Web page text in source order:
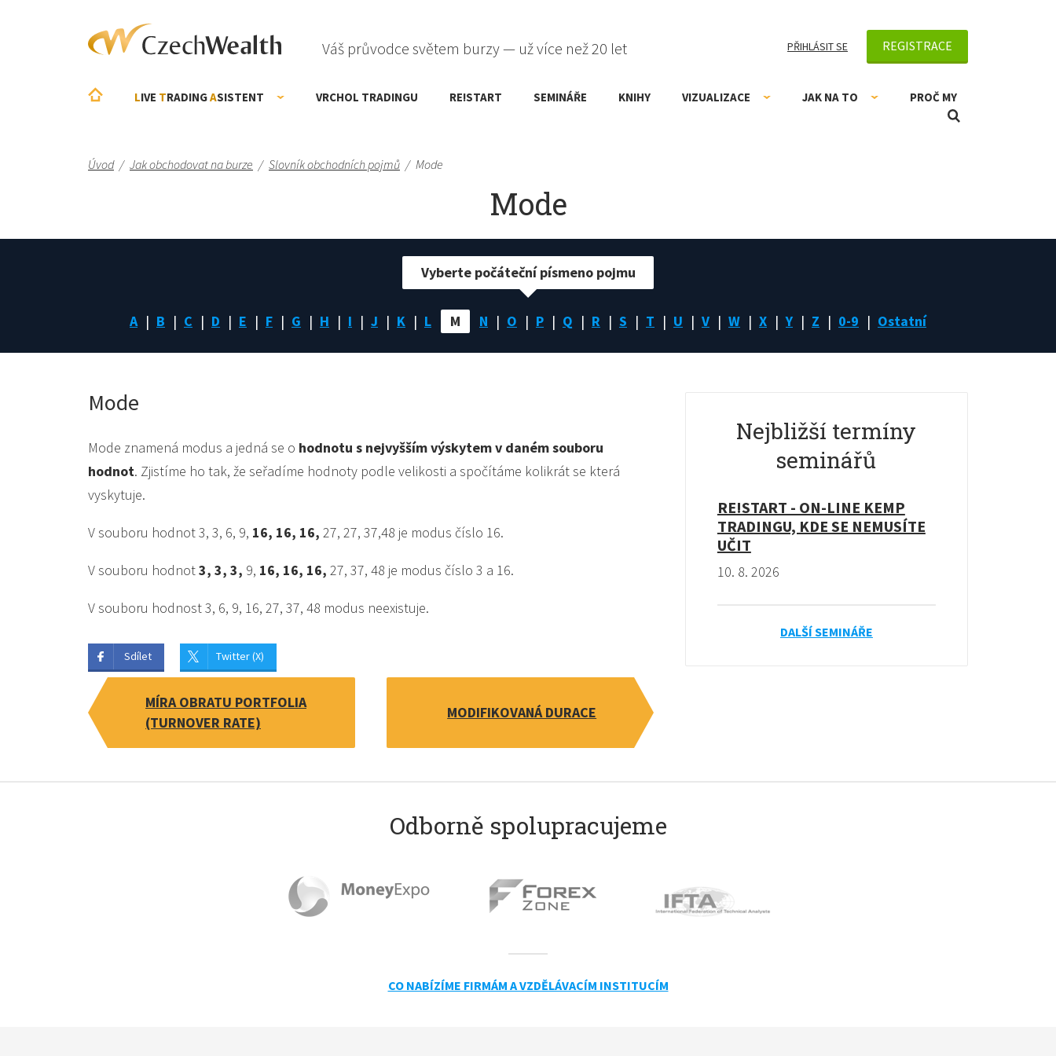
Váš průvodce světem burzy — už více než 20 let PŘIHLÁSIT SE REGISTRACE
LIVE TRADINGASISTENT VRCHOL TRADINGU RE!START SEMINÁŘE KNIHY VIZUALIZACE JAK NA TO PROČ MY
Úvod / Jak obchodovat na burze / Slovník obchodních pojmů / Mode
Mode
A B C D E F G H I J K L M N O P Q R S T U V W X Y Z 0-9 Ostatní
Vyberte počáteční písmeno pojmu
Mode
Mode znamená modus a jedná se o hodnotu s nejvyšším výskytem v daném souboru
hodnot. Zjistíme ho tak, že seřadíme hodnoty podle velikosti a spočítáme kolikrát se která
vyskytuje.
V souboru hodnot 3, 3, 6, 9, 16, 16, 16, 27, 27, 37,48 je modus číslo 16.
V souboru hodnot3, 3, 3, 9, 16, 16, 16, 27, 37, 48 je modus číslo 3 a 16.
V souboru hodnost 3, 6, 9, 16, 27, 37, 48 modus neexistuje.
Sdílet Twitter (X)
MÍRA OBRATU PORTFOLIA
(TURNOVER RATE)
MODIFIKOVANÁ DURACE
Nejbližší termíny
seminářů
RE!START - ON-LINE KEMP
TRADINGU, KDE SE NEMUSÍTE
UČIT
10. 8. 2026
DALŠÍ SEMINÁŘE
Odborně spolupracujeme
CO NABÍZÍME FIRMÁM A VZDĚLÁVACÍM INSTITUCÍM